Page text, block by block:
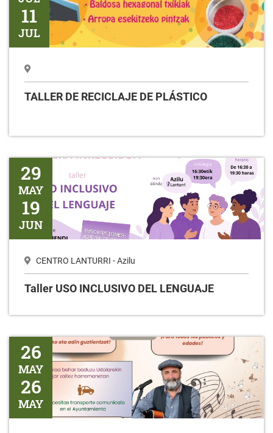
11
JUL
TALLER DE RECICLAJE DE PLÁSTICO
Taller USO INCLUSIVO DEL LENGUAJE
29
MAY
19
JUN
CENTRO LANTURRI - Azilu
Taller USO INCLUSIVO DEL LENGUAJE
BINGO - Erentxun
26
MAY
26
MAY